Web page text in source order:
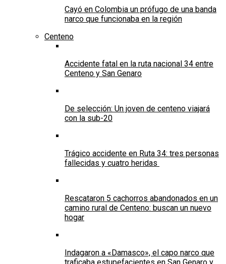
Cayó en Colombia un prófugo de una banda
narco que funcionaba en la región
Centeno
Accidente fatal en la ruta nacional 34 entre
Centeno y San Genaro
De selección: Un joven de centeno viajará
con la sub-20
Trágico accidente en Ruta 34: tres personas
fallecidas y cuatro heridas
Rescataron 5 cachorros abandonados en un
camino rural de Centeno: buscan un nuevo
hogar
Indagaron a «Damasco», el capo narco que